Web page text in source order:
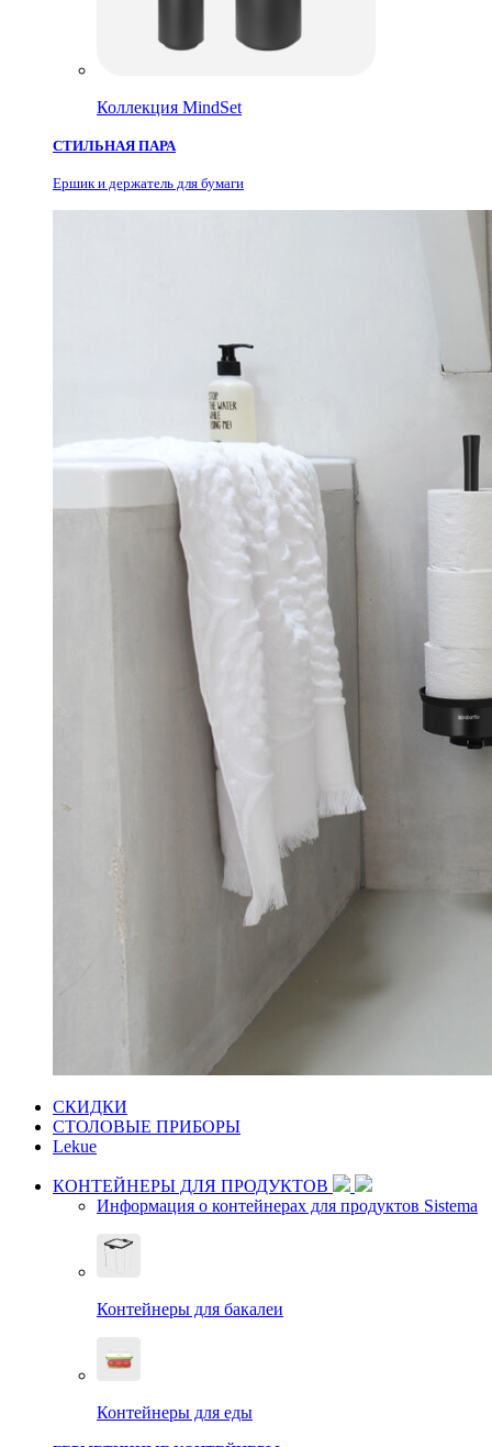
Коллекция MindSet
СТИЛЬНАЯ ПАРА
Ершик и держатель для бумаги
СКИДКИ
СТОЛОВЫЕ ПРИБОРЫ
Lekue
КОНТЕЙНЕРЫ ДЛЯ ПРОДУКТОВ
Информация о контейнерах для продуктов Sistema
Контейнеры для бакалеи
Контейнеры для еды